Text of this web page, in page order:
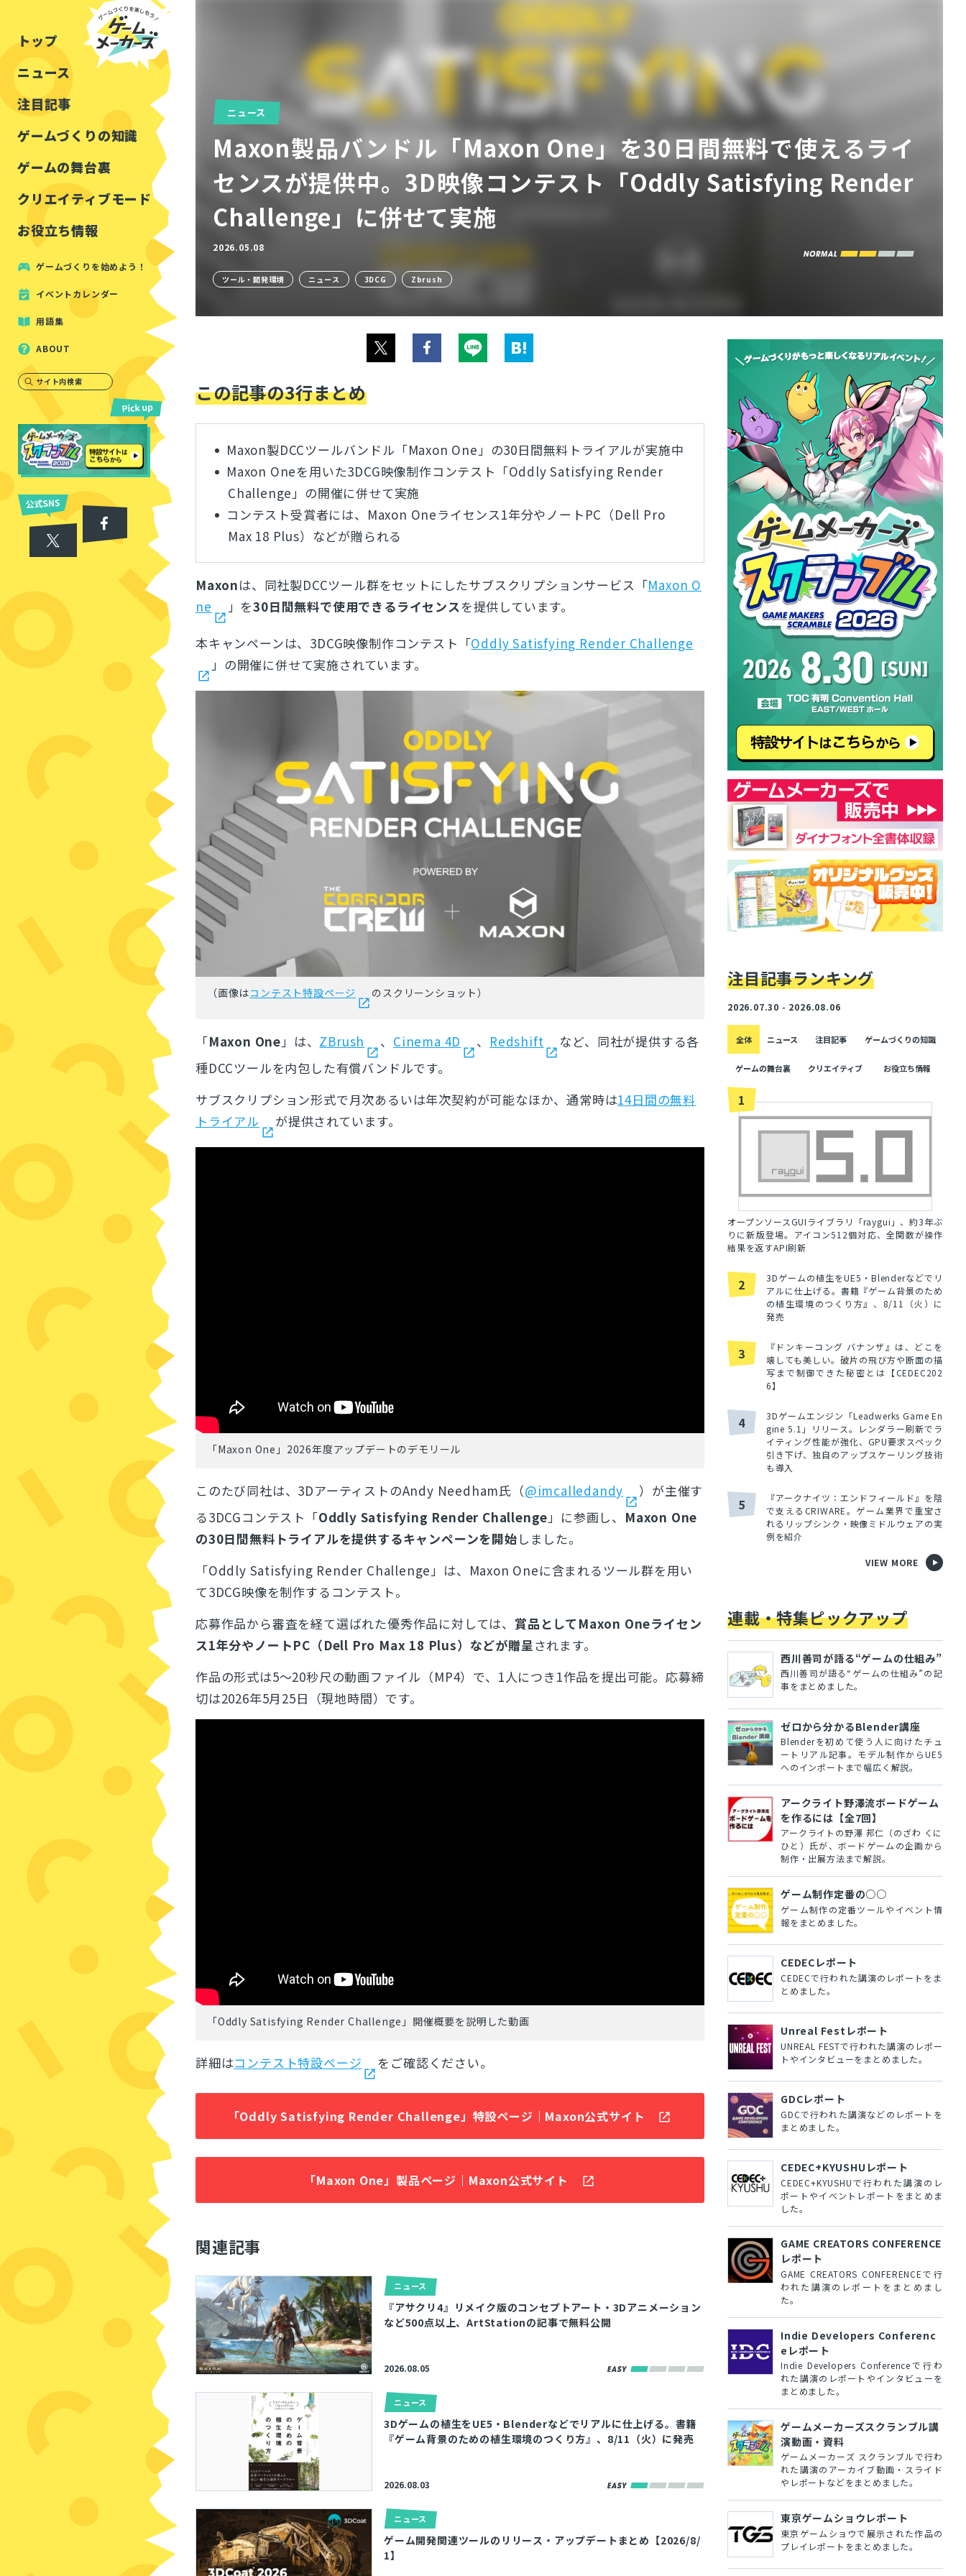
トップ
ニュース
注目記事
ゲームづくりの知識
見た目を良くする
ゲームの舞台裏
クリエイティブモード
お役立ち情報
アセットレビュー
ツール紹介
周辺機器・ハードウェア
ゲームづくりを始めよう！
イベントカレンダー
用語集
ABOUT
サイト内検索
ニュース
Maxon製品バンドル「Maxon One」を30日間無料で使えるライ
センスが提供中。3D映像コンテスト「Oddly Satisfying Render
Challenge」に併せて実施
2026.05.08
ツール・開発環境 ニュース 3DCG Zbrush
この記事の3行まとめ
Maxon製DCCツールバンドル「Maxon One」の30日間無料トライアルが実施中
Maxon Oneを用いた3DCG映像制作コンテスト「Oddly Satisfying Render
Challenge」の開催に併せて実施
コンテスト受賞者には、Maxon Oneライセンス1年分やノートPC（Dell Pro
Max 18 Plus）などが贈られる
Maxonは、同社製DCCツール群をセットにしたサブスクリプションサービス「Maxon O
ne
」を30日間無料で使用できるライセンスを提供しています。
本キャンペーンは、3DCG映像制作コンテスト「Oddly Satisfying Render Challenge
」の開催に併せて実施されています。
（画像はコンテスト特設ページ のスクリーンショット）
「Maxon One」は、 ZBrush 、 Cinema 4D 、 Redshift
など、同社が提供する各
種DCCツールを内包した有償バンドルです。
サブスクリプション形式で月次あるいは年次契約が可能なほか、通常時は14日間の無料
トライアル
が提供されています。
「Maxon One」2026年度アップデートのデモリール
このたび同社は、3DアーティストのAndy Needham氏（@imcalledandy
）が主催す
る3DCGコンテスト「Oddly Satisfying Render Challenge」に参画し、 Maxon One
の30日間無料トライアルを提供するキャンペーンを開始 しました。
「Oddly Satisfying Render Challenge」は、Maxon Oneに含まれるツール群を用い
て3DCG映像を制作するコンテスト。
応募作品から審査を経て選ばれた優秀作品に対しては、 賞品としてMaxon Oneライセン
ス1年分やノートPC（Dell Pro Max 18 Plus）などが贈呈されます。
作品の形式は5～20秒尺の動画ファイル（MP4）で、1人につき1作品を提出可能。応募締
切は2026年5月25日（現地時間）です。
「Oddly Satisfying Render Challenge」開催概要を説明した動画
詳細はコンテスト特設ページ をご確認ください。
「Oddly Satisfying Render Challenge」特設ページ｜Maxon公式サイト
「Maxon One」製品ページ｜Maxon公式サイト
関連記事
ニュース
『アサクリ4』リメイク版のコンセプトアート・3Dアニメーション
など500点以上、ArtStationの記事で無料公開
2026.08.05
ニュース
3Dゲームの植生をUE5・Blenderなどでリアルに仕上げる。書籍
『ゲーム背景のための植生環境のつくり方』、8/11（火）に発売
2026.08.03
ニュース
ゲーム開発関連ツールのリリース・アップデートまとめ【2026/8/
1】
注目記事ランキング
2026.07.30 - 2026.08.06
全体 ニュース 注目記事 ゲームづくりの知識
ゲームの舞台裏 クリエイティブ お役立ち情報
1
オープンソースGUIライブラリ「raygui」、約3年ぶ
りに新版登場。アイコン512個対応、全関数が操作
結果を返すAPI刷新
2
3Dゲームの植生をUE5・Blenderなどでリ
アルに仕上げる。書籍『ゲーム背景のため
の植生環境のつくり方』、8/11（火）に
発売
3
『ドンキーコング バナンザ』は、どこを
壊しても美しい。破片の飛び方や断面の描
写まで制御できた秘密とは【CEDEC202
6】
4
3Dゲームエンジン「Leadwerks Game En
gine 5.1」リリース。レンダラー刷新でラ
イティング性能が強化、GPU要求スペック
引き下げ、独自のアップスケーリング技術
も導入
5
『アークナイツ：エンドフィールド』を陰
で支えるCRIWARE。ゲーム業界で重宝さ
れるリップシンク・映像ミドルウェアの実
例を紹介
VIEW MORE
連載・特集ピックアップ
西川善司が語る“ゲームの仕組み”
西川善司が語る“ゲームの仕組み”の記
事をまとめました。
ゼロから分かるBlender講座
Blenderを初めて使う人に向けたチュ
ートリアル記事。モデル制作からUE5
へのインポートまで幅広く解説。
アークライト野澤流ボードゲーム
を作るには【全7回】
アークライトの野澤 邦仁（のざわ くに
ひと）氏が、ボードゲームの企画から
制作・出展方法まで解説。
ゲーム制作定番の○○
ゲーム制作の定番ツールやイベント情
報をまとめました。
CEDECレポート
CEDECで行われた講演のレポートをま
とめました。
Unreal Festレポート
UNREAL FESTで行われた講演のレポー
トやインタビューをまとめました。
GDCレポート
GDCで行われた講演などのレポートを
まとめました。
CEDEC+KYUSHUレポート
CEDEC+KYUSHUで行われた講演のレ
ポートやイベントレポートをまとめま
した。
GAME CREATORS CONFERENCE
レポート
GAME CREATORS CONFERENCEで行
われた講演のレポートをまとめまし
た。
Indie Developers Conferenc
eレポート
Indie Developers Conferenceで行わ
れた講演のレポートやインタビューを
まとめました。
ゲームメーカーズスクランブル講
演動画・資料
ゲームメーカーズ スクランブルで行わ
れた講演のアーカイブ動画・スライド
やレポートなどをまとめました。
東京ゲームショウレポート
東京ゲームショウで展示された作品の
プレイレポートをまとめました。
とじる
検索